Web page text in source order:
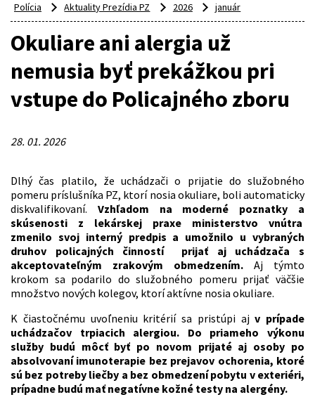
Polícia Aktuality Prezídia PZ 2026 január
Okuliare ani alergia už
nemusia byť prekážkou pri
vstupe do Policajného zboru
28. 01. 2026
Dlhý čas platilo, že uchádzači o prijatie do služobného
pomeru príslušníka PZ, ktorí nosia okuliare, boli automaticky
diskvalifikovaní. Vzhľadom na moderné poznatky a
skúsenosti z lekárskej praxe ministerstvo vnútra
zmenilo svoj interný predpis a umožnilo u vybraných
druhov policajných činností prijať aj uchádzača s
akceptovateľným zrakovým obmedzením. Aj týmto
krokom sa podarilo do služobného pomeru prijať väčšie
množstvo nových kolegov, ktorí aktívne nosia okuliare.
K čiastočnému uvoľneniu kritérií sa pristúpi ajv prípade
uchádzačov trpiacich alergiou. Do priameho výkonu
služby budú môcť byť po novom prijaté aj osoby po
absolvovaní imunoterapie bez prejavov ochorenia, ktoré
sú bez potreby liečby a bez obmedzení pobytu v exteriéri,
prípadne budú mať negatívne kožné testy na alergény.